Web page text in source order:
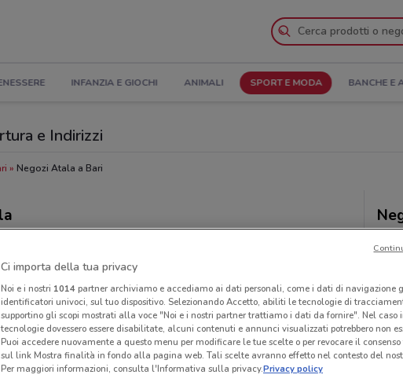
INFANZIA E GIOCHI ANIMALI SPORT E MODA BANCHE E
e Indirizzi
Negozi Atala a Bari
Ci importa della tua privacy
Noi e i nostri 1014partner archiviamo e accediamo ai dati personali, come i dati di navigazione
identificatori univoci, sul tuo dispositivo. Selezionando Accetto, abiliti le tecnologie di
supportino gli scopi mostrati alla voce "Noi e i nostri partner trattiamo i dati da fornire". Nel caso
tecnologie dovessero essere disabilitate, alcuni contenuti e annunci visualizzati potrebbero non
Puoi accedere nuovamente a questo menu per modificare le tue scelte o per revocare il
sul link Mostra finalità in fondo alla pagina web. Tali scelte avranno effetto nel contesto del
Per maggiori informazioni, consulta l'Informativa sulla privacy.Privacy policy